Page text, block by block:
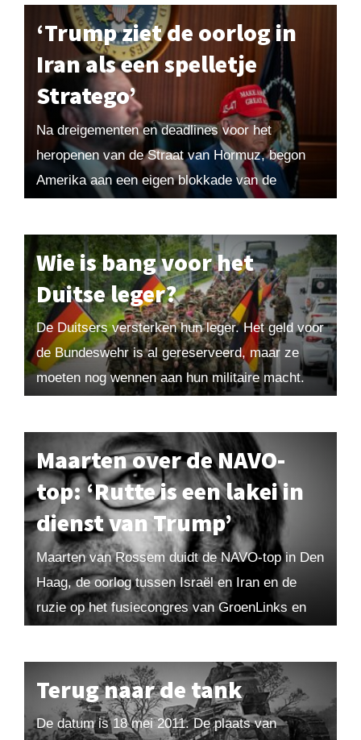
‘Trump ziet de oorlog in
Iran als een spelletje
Stratego’
Na dreigementen en deadlines voor het
heropenen van de Straat van Hormuz, begon
Amerika aan een eigen blokkade van de
Wie is bang voor het
Duitse leger?
De Duitsers versterken hun leger. Het geld voor
de Bundeswehr is al gereserveerd, maar ze
moeten nog wennen aan hun militaire macht.
Maarten over de NAVO-
top: ‘Rutte is een lakei in
dienst van Trump’
Maarten van Rossem duidt de NAVO-top in Den
Haag, de oorlog tussen Israël en Iran en de
ruzie op het fusiecongres van GroenLinks en
Terug naar de tank
De datum is 18 mei 2011. De plaats van